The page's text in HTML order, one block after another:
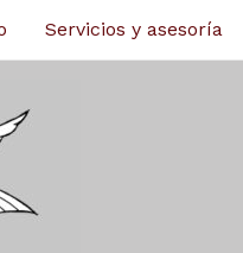
Servicios y asesoría